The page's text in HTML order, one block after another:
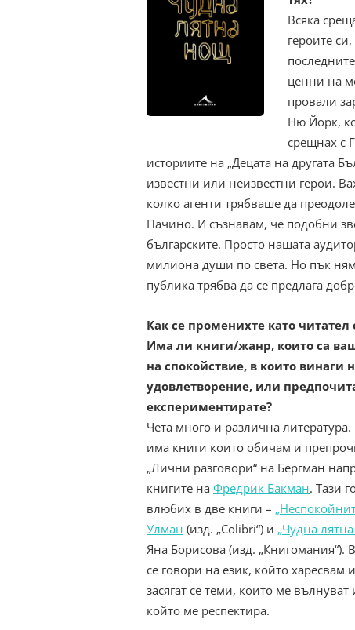
Всяка
героите
ценни на
провали
Ню Йорк,
срещнах с
историите на „Децата на другата
известни или неизвестни герои.
колко агенти трябваше да
Пачино. И съзнавам, че подобни
българските. Просто нашата
милиона души по света. Но пък
публика трябва да се предлага
Как се променихте като читател
Има ли книги/жанр, които са
на спокойствие, в които винаги
удовлетворение, или
експериментирате?
Чета много и различна литература.
има книги които обичам и
„Лични разговори“ на Бергман
книгите на Фредрик Бакман. Тази
влюбих в две книги –
Улман (изд. „Colibri“) и „Чудна
Яна Борисова (изд. „Книгомания“).
се говори на език, който харесвам
засягат се теми, които ме вълнуват
който ме респектира.